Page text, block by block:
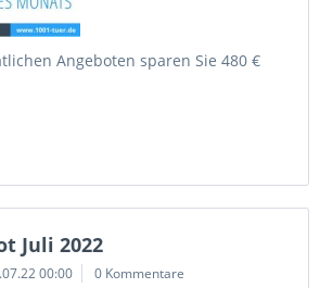
Angeboten sparen Sie 480 €
Juli 2022
00:00 0 Kommentare